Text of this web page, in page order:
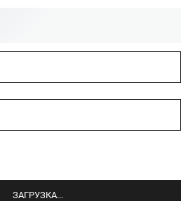
ЗАГРУЗКА...